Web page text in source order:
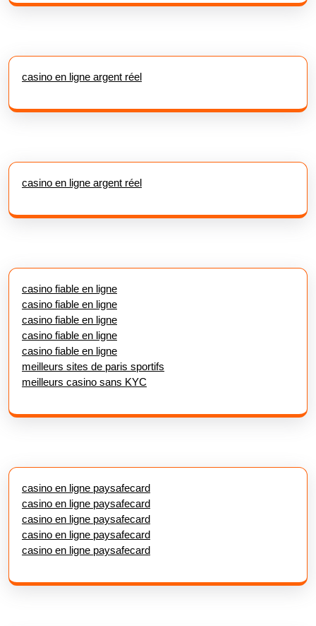
casino en ligne argent réel
casino en ligne argent réel
casino fiable en ligne
casino fiable en ligne
casino fiable en ligne
casino fiable en ligne
casino fiable en ligne
meilleurs sites de paris sportifs
meilleurs casino sans KYC
casino en ligne paysafecard
casino en ligne paysafecard
casino en ligne paysafecard
casino en ligne paysafecard
casino en ligne paysafecard